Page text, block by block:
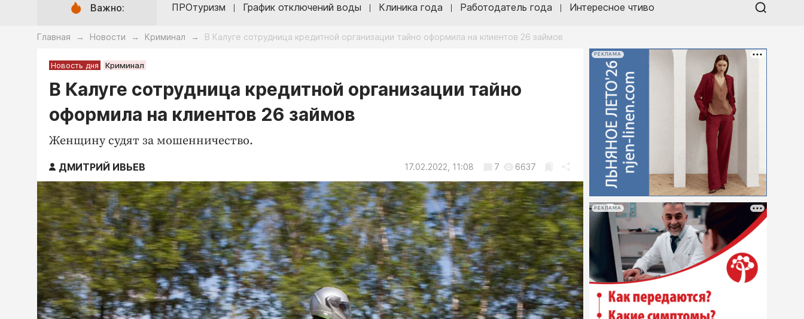
Важно: ПРОтуризм График отключений воды Клиника года Работодатель года Интересное чтиво
Главная → Новости → Криминал → В Калуге сотрудница кредитной организации тайно оформила на клиентов 26 займов
Новость дня Криминал
В Калуге сотрудница кредитной организации тайно
оформила на клиентов 26 займов
Женщину судят за мошенничество.
ДМИТРИЙ ИВЬЕВ 17.02.2022, 11:08 7 6637
РЕКЛАМА
РЕКЛАМА